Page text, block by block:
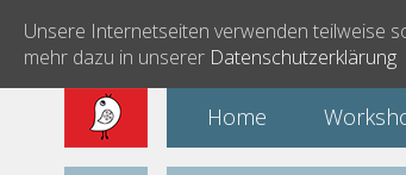
Home
Unsere Internetseiten verwenden teilweise
mehr dazu in unserer Datenschutzerklärung